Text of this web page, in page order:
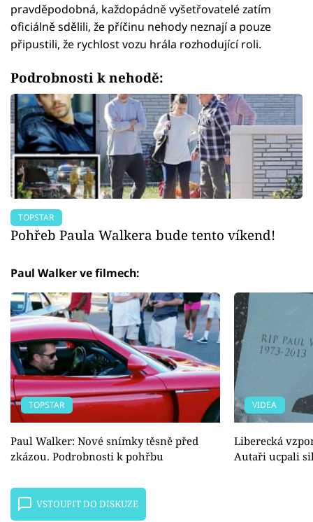
pravděpodobná, každopádně vyšetřovatelé zatím
oficiálně sdělili, že příčinu nehody neznají a pouze
připustili, že rychlost vozu hrála rozhodující roli.
Podrobnosti k nehodě:
TOPSTAR
Pohřeb Paula Walkera bude tento víkend!
Paul Walker ve filmech:
TOPSTAR
Paul Walker: Nové snímky těsně před
zkázou. Podrobnosti k pohřbu
VIDEA
Liberecká
Autaři ucpali
VSTOUPIT DO DISKUZE